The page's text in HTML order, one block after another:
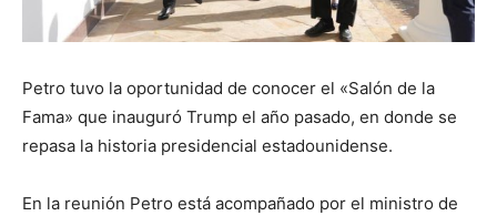
Petro tuvo la oportunidad de conocer el «Salón de la
Fama» que inauguró Trump el año pasado, en donde se
repasa la historia presidencial estadounidense.
En la reunión Petro está acompañado por el ministro de